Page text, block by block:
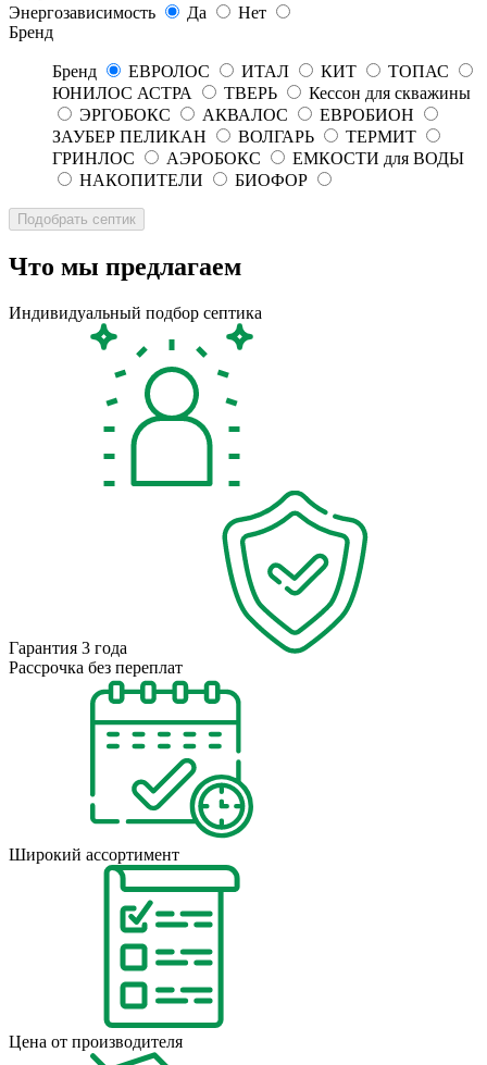
Энергозависимость
Да
Нет
Бренд
Бренд ЕВРОЛОС ИТАЛ КИТ
ТОПАС
ЮНИЛОС АСТРА
ТВЕРЬ
Кессон для скважины
ЭРГОБОКС
АКВАЛОС
ЕВРОБИОН
ЗАУБЕР ПЕЛИКАН
ВОЛГАРЬ
ТЕРМИТ
ГРИНЛОС
АЭРОБОКС
ЕМКОСТИ для ВОДЫ
НАКОПИТЕЛИ
БИОФОР
Что мы предлагаем
Индивидуальный подбор септика
Гарантия 3 года
Рассрочка без переплат
Широкий ассортимент
Цена от производителя